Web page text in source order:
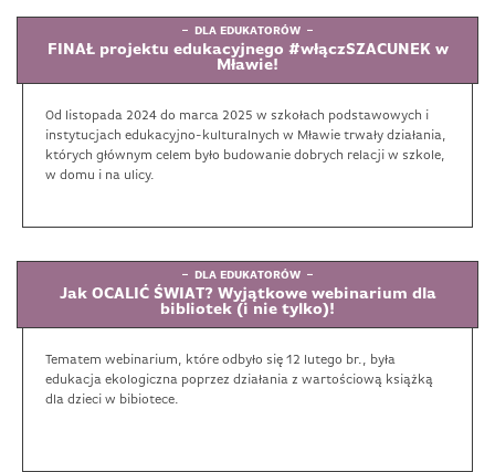
DLA EDUKATORÓW
FINAŁ projektu edukacyjnego #włączSZACUNEK w
Mławie!
Od listopada 2024 do marca 2025 w szkołach podstawowych i
instytucjach edukacyjno-kulturalnych w Mławie trwały działania,
których głównym celem było budowanie dobrych relacji w szkole,
w domu i na ulicy.
DLA EDUKATORÓW
Jak OCALIĆ ŚWIAT? Wyjątkowe webinarium dla
bibliotek (i nie tylko)!
Tematem webinarium, które odbyło się 12 lutego br., była
edukacja ekologiczna poprzez działania z wartościową książką
dla dzieci w bibiotece.